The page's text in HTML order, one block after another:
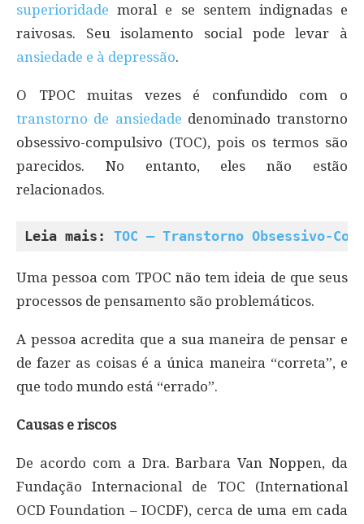
superioridade moral e se sentem indignadas e
raivosas. Seu isolamento social pode levar à
ansiedade e à depressão.
O TPOC muitas vezes é confundido com o
transtorno de ansiedade denominado transtorno
obsessivo-compulsivo (TOC), pois os termos são
parecidos. No entanto, eles não estão
relacionados.
Leia mais: TOC – Transtorno Obsessivo-
Uma pessoa com TPOC não tem ideia de que seus
processos de pensamento são problemáticos.
A pessoa acredita que a sua maneira de pensar e
de fazer as coisas é a única maneira “correta”, e
que todo mundo está “errado”.
Causas e riscos
De acordo com a Dra. Barbara Van Noppen, da
Fundação Internacional de TOC (International
OCD Foundation – IOCDF), cerca de uma em cada